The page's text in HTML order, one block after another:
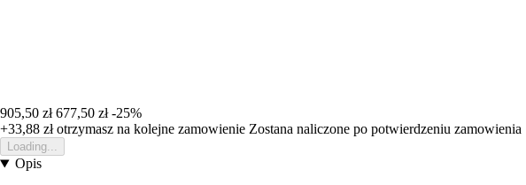
905,50 zł 677,50 zł -25%
+33,88 złotrzymasz na kolejne zamowienie Zostana naliczone po potwierdzeniu zamowienia
Loading...
Opis